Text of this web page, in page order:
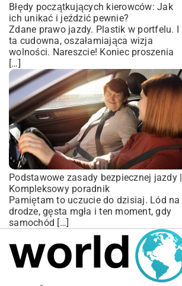
Błędy początkujących kierowców: Jak
ich unikać i jeździć pewnie?
Zdane prawo jazdy. Plastik w portfelu. I
ta cudowna, oszałamiająca wizja
wolności. Nareszcie! Koniec proszenia
[…]
Podstawowe zasady bezpiecznej jazdy |
Kompleksowy poradnik
Pamiętam to uczucie do dzisiaj. Lód na
drodze, gęsta mgła i ten moment, gdy
samochód […]